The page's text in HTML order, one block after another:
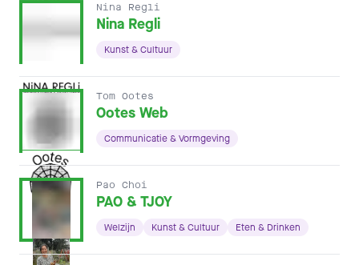
Nina Regli
Nina Regli
Kunst & Cultuur
Tom Ootes
Ootes Web
Communicatie & Vormgeving
Pao Choi
PAO & TJOY
Welzijn Kunst & Cultuur Eten & Drinken